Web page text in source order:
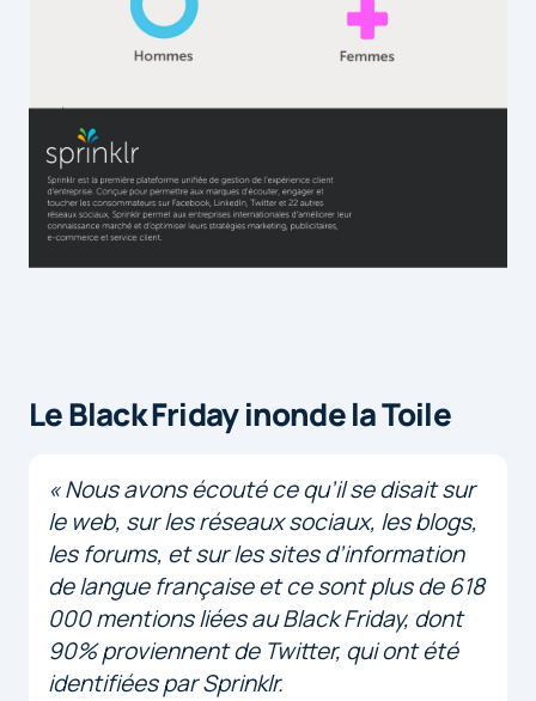
Le Black Friday inonde la Toile
« Nous avons écouté ce qu’il se disait sur
le web, sur les réseaux sociaux, les blogs,
les forums, et sur les sites d’information
de langue française et ce sont plus de 618
000 mentions liées au Black Friday, dont
90% proviennent de Twitter, qui ont été
identifiées par Sprinklr.